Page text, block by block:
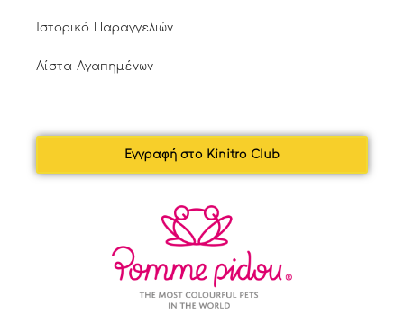
Ιστορικό Παραγγελιών
Λίστα Αγαπημένων
Εγγραφή στο Kinitro Club